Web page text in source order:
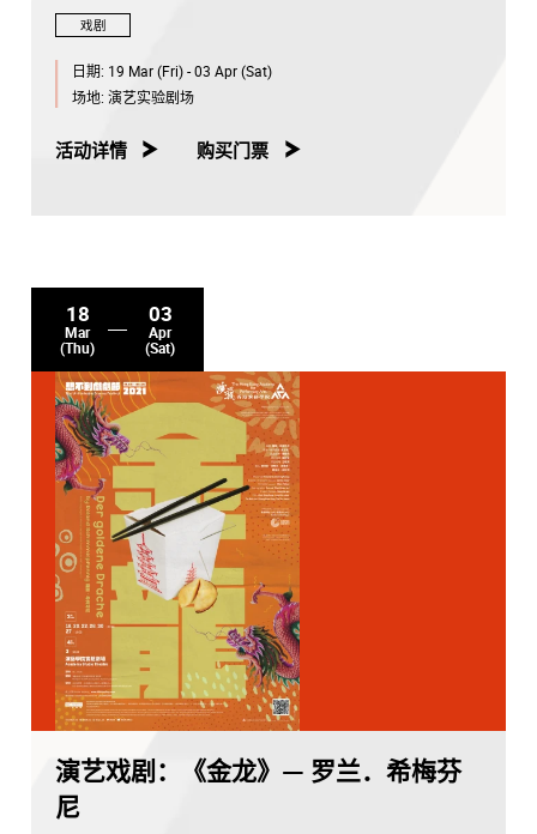
戏剧
日期: 19 Mar (Fri) - 03 Apr (Sat)
场地: 演艺实验剧场
活动详情 购买门票
18
Mar
(Thu)
03
Apr
(Sat)
演艺戏剧：《金龙》— 罗兰．希梅芬
尼